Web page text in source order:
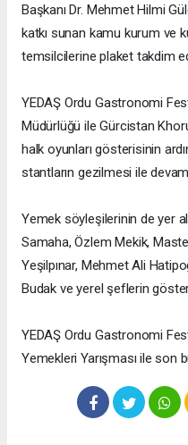
Başkanı Dr. Mehmet Hilmi
katkı sunan kamu kurum ve
temsilcilerine plaket takdim
YEDAŞ Ordu Gastronomi
Müdürlüğü ile Gürcistan
halk oyunları gösterisinin
stantların gezilmesi ile
Yemek söyleşilerinin de yer
Samaha, Özlem Mekik,
Yeşilpınar, Mehmet Ali
Budak ve yerel şeflerin
YEDAŞ Ordu Gastronomi
Yemekleri Yarışması ile son